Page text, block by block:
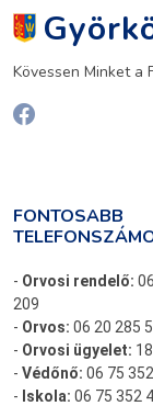
Kövessen Minket a
FONTOSABB
- Orvosi rendelő:
209
- Orvos: 06 20 285
- Orvosi ügyelet:
- Védőnő: 06 75
- Iskola: 06 75 352